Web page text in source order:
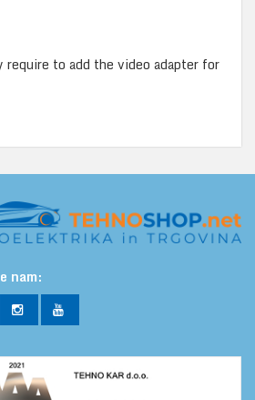
to add the video adapter for
nam: